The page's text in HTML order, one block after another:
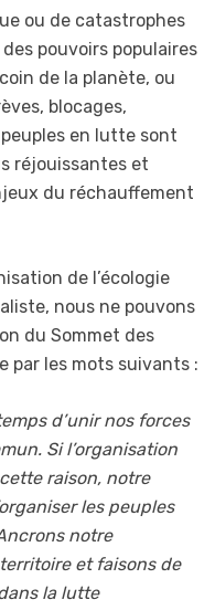
ou de catastrophes
des pouvoirs populaires
de la planète, ou
blocages,
en lutte sont
réjouissantes et
du réchauffement
de l’écologie
nous ne pouvons
du Sommet des
par les mots suivants :
d’unir nos forces
Si l’organisation
raison, notre
les peuples
notre
et faisons de
la lutte